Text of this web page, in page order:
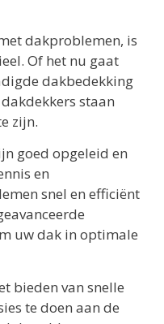
dakproblemen, is
Of het nu gaat
dakbedekking
staan
zijn.
goed opgeleid en
en
snel en efficiënt
uw dak in optimale
bieden van snelle
te doen aan de